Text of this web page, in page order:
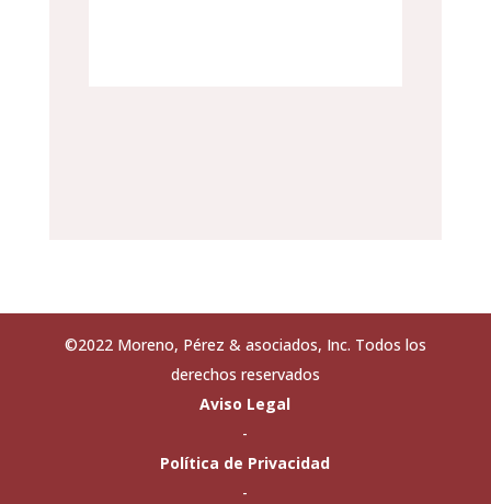
©2022 Moreno, Pérez & asociados, Inc. Todos los
derechos reservados
Aviso Legal
-
Política de Privacidad
-